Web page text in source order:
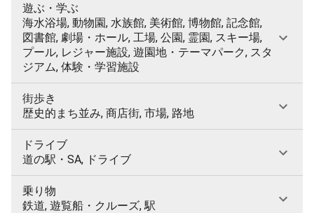
遊ぶ・学ぶ
海水浴場, 動物園, 水族館, 美術館, 博物館, 記念館,
図書館, 劇場・ホール, 工場, 公園, 霊園, スキー場,
プール, レジャー施設, 遊園地・テーマパーク, スタ
ジアム, 体験・学習施設
街歩き
歴史的まち並み, 商店街, 市場, 路地
ドライブ
道の駅・SA, ドライブ
乗り物
鉄道, 遊覧船・クルーズ, 駅